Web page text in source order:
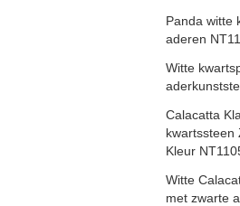
Panda witte
aderen
Witte
Calacatta
kwartssteen
Kleur
Witte
met zwarte